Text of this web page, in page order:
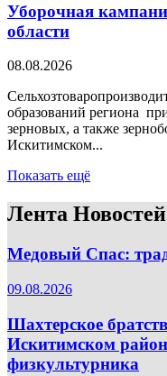
Уборочная
области
08.08.2026
образований региона
зерновых, а также
Искитимском...
Показать ещё
Лента Новостей
Медовый Спас:
09.08.2026
Шахтерское
Искитимском
физкультурника